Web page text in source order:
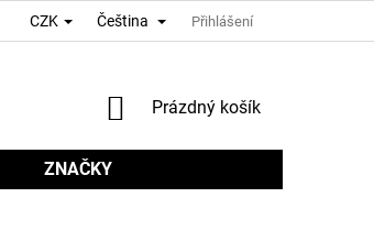
CZK Čeština Přihlášení
NÁKUPNÍ
Prázdný košík
ZNAČKY